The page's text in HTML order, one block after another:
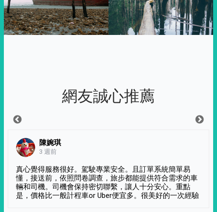
網友誠心推薦
陳婉琪
3 週前
真心覺得服務很好。駕駛專業安全。且訂單系統簡單易
懂，接送前，依照問卷調查，旅步都能提供符合需求的車
輛和司機。司機會保持密切聯繫，讓人十分安心。重點
是，價格比一般計程車or Uber便宜多。很美好的一次經驗